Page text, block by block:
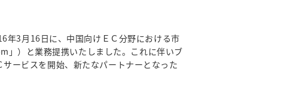
3月16日に、中国向けＥＣ分野における市
）と業務提携いたしました。これに伴いブ
ービスを開始、新たなパートナーとなった